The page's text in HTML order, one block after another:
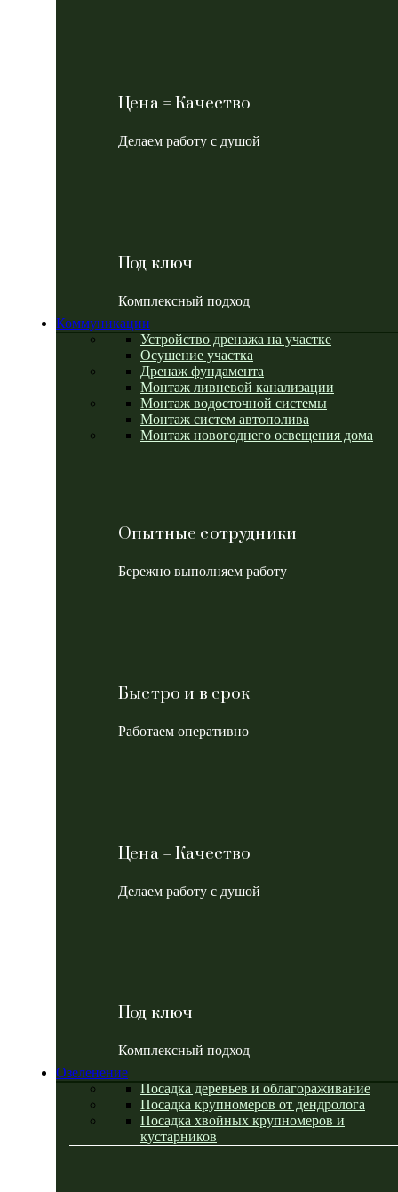
Цена = Качество
Делаем работу с душой
Под ключ
Комплексный подход
Коммуникации
Устройство дренажа на участке
Осушение участка
Дренаж фундамента
Монтаж ливневой канализации
Монтаж водосточной системы
Монтаж систем автополива
Монтаж новогоднего освещения дома
Опытные сотрудники
Бережно выполняем работу
Быстро и в срок
Работаем оперативно
Цена = Качество
Делаем работу с душой
Под ключ
Комплексный подход
Озеленение
Посадка деревьев и облагораживание
Посадка крупномеров от дендролога
Посадка хвойных крупномеров и
кустарников